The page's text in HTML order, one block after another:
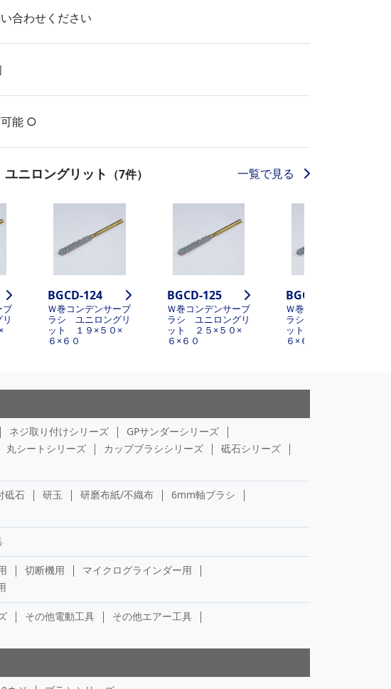
合わせください
能 ○
ニロングリット （7件） 一覧で見る
ブ
BGCD-124
Ｗ巻コンデンサーブ
ラシ ユニロングリ
ット １９×５０×
６×６０
BGCD-125
Ｗ巻コンデンサーブ
ラシ ユニロングリ
ット ２５×５０×
６×６０
BGCD-126
Ｗ巻コンデンサーブ
ラシ ユニロングリ
ット ３２×５０×
６×６０
ネジ取り付けシリーズ
GPサンダーシリーズ
丸シートシリーズ カップブラシシリーズ
砥石シリーズ
砥石 研玉 研磨布紙/不織布
6mm軸ブラシ
切断機用
マイクログラインダー用
その他電動工具
その他エアー工具